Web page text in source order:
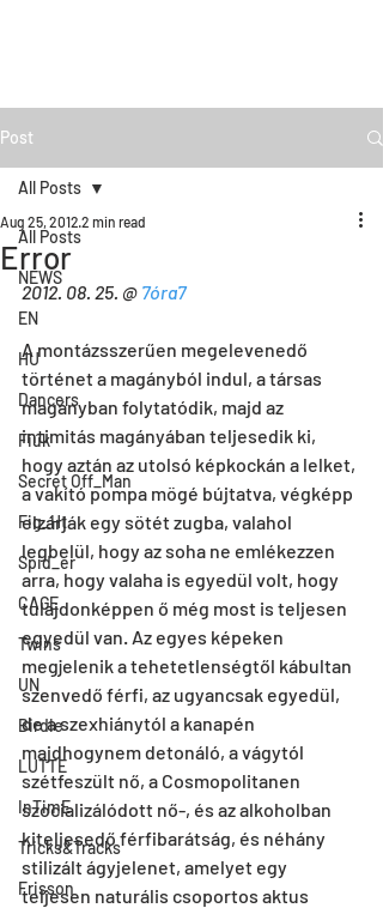
Post
All Posts
NEWS
EN
HU
Dancers
Fiúk
Secret Off_Man
Fig_Ht
Spid_er
CAGE
Twins
UN
Birdie
LUTTE
InTimE
Tricks&Tracks
Frisson
All Posts
Error
Aug 25, 2012 2 min read
2012. 08. 25. @ 7óra7
A montázsszerűen megelevenedő
történet a magányból indul, a társas
magányban folytatódik, majd az
intimitás magányában teljesedik ki,
hogy aztán az utolsó képkockán a lelket,
a vakító pompa mögé bújtatva, végképp
elzárják egy sötét zugba, valahol
legbelül, hogy az soha ne emlékezzen
arra, hogy valaha is egyedül volt, hogy
tulajdonképpen ő még most is teljesen
egyedül van. Az egyes képeken
megjelenik a tehetetlenségtől kábultan
szenvedő férfi, az ugyancsak egyedül,
de a szexhiánytól a kanapén
majdhogynem detonáló, a vágytól
szétfeszült nő, a Cosmopolitanen
szocializálódott nő-, és az alkoholban
kiteljesedő férfibarátság, és néhány
stilizált ágyjelenet, amelyet egy
teljesen naturális csoportos aktus